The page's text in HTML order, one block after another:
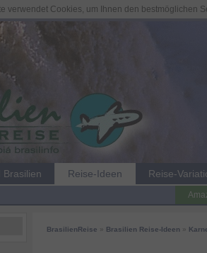
Brasilien Reise-Ideen Reise-
BrasilienReise Brasilien Reise-Ideen
verwendet Cookies, um Ihnen den bestmöglichen